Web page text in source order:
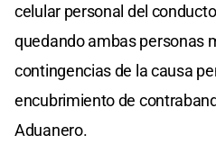
celular personal del
quedando ambas personas
contingencias de la causa
encubrimiento de
Aduanero.